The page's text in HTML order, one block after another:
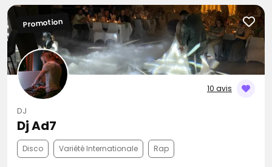
10 avis
Promotion
DJ
Dj Ad7
Disco Variété Internationale Rap